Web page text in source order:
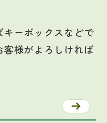
ーボックスなどで
様がよろしければ